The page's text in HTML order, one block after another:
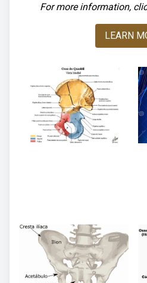
For more information,
LEARN